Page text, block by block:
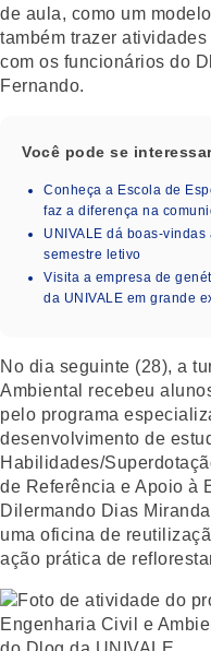
de aula, como um
também trazer
com os funcionários do
Fernando.
Você pode se
Conheça a Escola de
faz a diferença na
UNIVALE dá boas-
semestre letivo
Visita a empresa de
da UNIVALE em grande
No dia seguinte (28), a
Ambiental recebeu
pelo programa
desenvolvimento de
Habilidades/
de Referência e Apoio à
Dilermando Dias
uma oficina de
ação prática de